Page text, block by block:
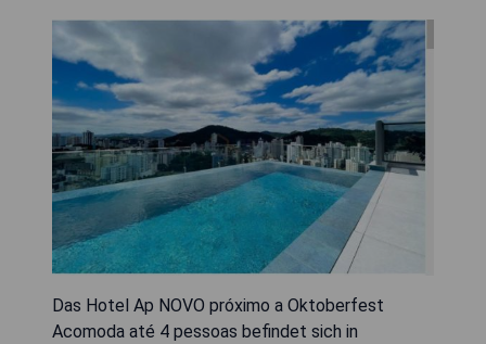
Das Hotel Ap NOVO próximo a Oktoberfest
Acomoda até 4 pessoas befindet sich in